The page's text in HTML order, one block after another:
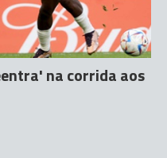
na corrida aos